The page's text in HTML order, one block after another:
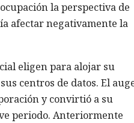
la perspectiva de
afectar negativamente la
eligen para alojar su
centros de datos. El
y convirtió a su
periodo. Anteriormente